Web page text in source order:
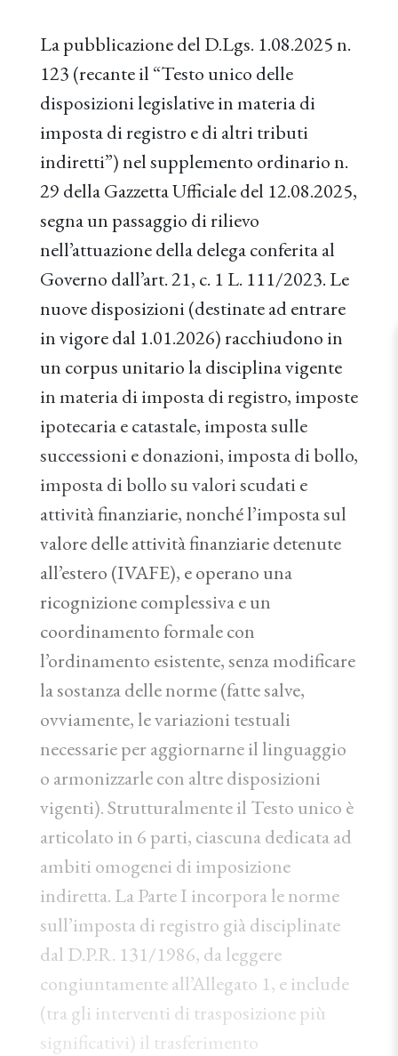
La pubblicazione del D.Lgs. 1.08.2025 n.
123 (recante il “Testo unico delle
disposizioni legislative in materia di
imposta di registro e di altri tributi
indiretti”) nel supplemento ordinario n.
29 della Gazzetta Ufficiale del 12.08.2025,
segna un passaggio di rilievo
nell’attuazione della delega conferita al
Governo dall’art. 21, c. 1 L. 111/2023. Le
nuove disposizioni (destinate ad entrare
in vigore dal 1.01.2026) racchiudono in
un corpus unitario la disciplina vigente
in materia di imposta di registro, imposte
ipotecaria e catastale, imposta sulle
successioni e donazioni, imposta di bollo,
imposta di bollo su valori scudati e
attività finanziarie, nonché l’imposta sul
valore delle attività finanziarie detenute
all’estero (IVAFE), e operano una
ricognizione complessiva e un
coordinamento formale con
l’ordinamento esistente, senza modificare
la sostanza delle norme (fatte salve,
ovviamente, le variazioni testuali
necessarie per aggiornarne il linguaggio
o armonizzarle con altre disposizioni
vigenti). Strutturalmente il Testo unico è
articolato in 6 parti, ciascuna dedicata ad
ambiti omogenei di imposizione
indiretta. La Parte I incorpora le norme
sull’imposta di registro già disciplinate
dal D.P.R. 131/1986, da leggere
congiuntamente all’Allegato 1, e include
(tra gli interventi di trasposizione più
significativi) il trasferimento